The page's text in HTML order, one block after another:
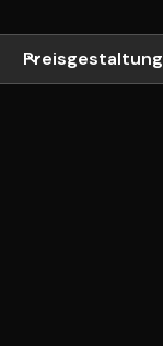
Preisgestaltung